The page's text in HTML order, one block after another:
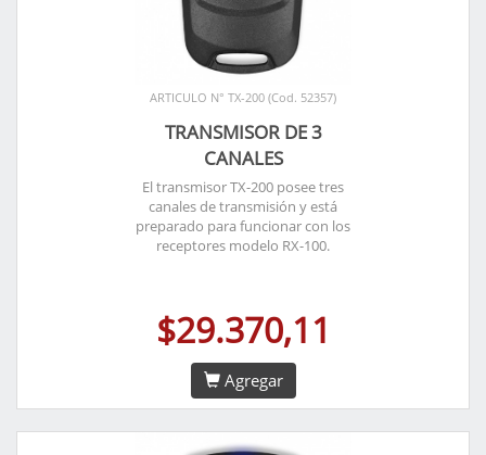
ARTICULO N° TX-200 (Cod. 52357)
TRANSMISOR DE 3
CANALES
El transmisor TX-200 posee tres
canales de transmisión y está
preparado para funcionar con los
receptores modelo RX-100.
$29.370,11
Agregar